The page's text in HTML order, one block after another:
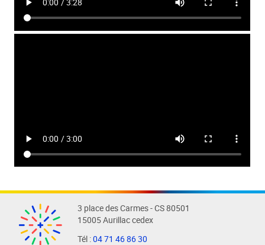
3 place des Carmes - CS 80501
15005 Aurillac cedex
Tél :04 71 46 86 30